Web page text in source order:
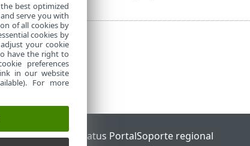
de ESETESET Status PortalSoporte regional
best optimized
serve you with
of all cookies by
cookies by
your cookie
have the right to
preferences
in our website
For more